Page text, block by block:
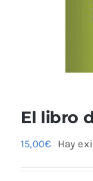
El libro
15,00€ Hay